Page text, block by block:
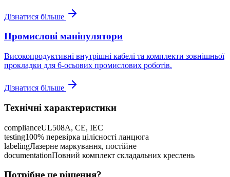
Дізнатися більше
Промислові маніпулятори
Високопродуктивні внутрішні кабелі та комплекти зовнішньої
прокладки для 6-осьових промислових роботів.
Дізнатися більше
Технічні характеристики
complianceUL508A, CE, IEC
testing100% перевірка цілісності ланцюга
labelingЛазерне маркування, постійне
documentationПовний комплект складальних креслень
Потрібне це рішення?